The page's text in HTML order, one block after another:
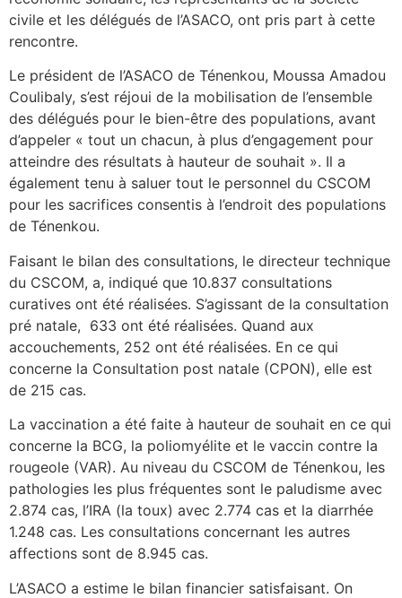
civile et les délégués de l’ASACO, ont pris part à cette
rencontre.
Le président de l’ASACO de Ténenkou, Moussa Amadou
Coulibaly, s’est réjoui de la mobilisation de l’ensemble
des délégués pour le bien-être des populations, avant
d’appeler « tout un chacun, à plus d’engagement pour
atteindre des résultats à hauteur de souhait ». Il a
également tenu à saluer tout le personnel du CSCOM
pour les sacrifices consentis à l’endroit des populations
de Ténenkou.
Faisant le bilan des consultations, le directeur technique
du CSCOM, a, indiqué que 10.837 consultations
curatives ont été réalisées. S’agissant de la consultation
pré natale, 633 ont été réalisées. Quand aux
accouchements, 252 ont été réalisées. En ce qui
concerne la Consultation post natale (CPON), elle est
de 215 cas.
La vaccination a été faite à hauteur de souhait en ce qui
concerne la BCG, la poliomyélite et le vaccin contre la
rougeole (VAR). Au niveau du CSCOM de Ténenkou, les
pathologies les plus fréquentes sont le paludisme avec
2.874 cas, l’IRA (la toux) avec 2.774 cas et la diarrhée
1.248 cas. Les consultations concernant les autres
affections sont de 8.945 cas.
L’ASACO a estime le bilan financier satisfaisant. On